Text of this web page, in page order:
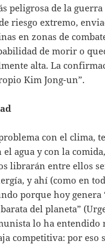
peligrosa de la guerra
riesgo extremo,
en zonas de
de morir o
alta. La
Kim Jong-un”.
con el clima,
agua y con la
librarán entre ellos
y ahí (como en
porque hoy genera
del planeta”
lo ha entendido
competitiva: por eso